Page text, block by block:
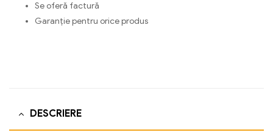
Se oferă factură
Garanție pentru orice produs
DESCRIERE